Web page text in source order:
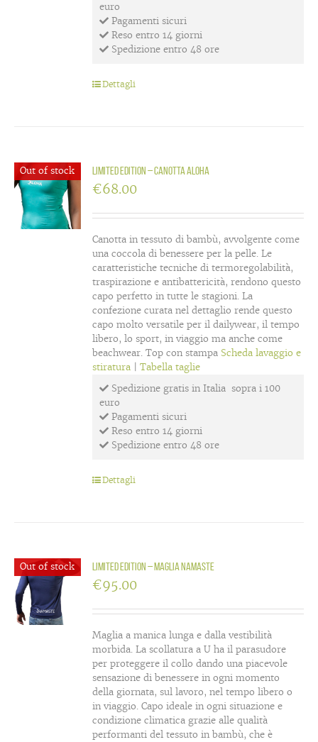
euro
Pagamenti sicuri
Reso entro 14 giorni
Spedizione entro 48 ore
Dettagli
Out of stock LIMITED EDITION – canotta Aloha
€68.00
Canotta in tessuto di bambù, avvolgente come
una coccola di benessere per la pelle. Le
caratteristiche tecniche di termoregolabilità,
traspirazione e antibattericità, rendono questo
capo perfetto in tutte le stagioni. La
confezione curata nel dettaglio rende questo
capo molto versatile per il dailywear, il tempo
libero, lo sport, in viaggio ma anche come
beachwear. Top con stampa Scheda lavaggio e
stiratura |Tabella taglie
Spedizione gratis in Italia sopra i 100
euro
Pagamenti sicuri
Reso entro 14 giorni
Spedizione entro 48 ore
Dettagli
Out of stock LIMITED EDITION – maglia Namaste
€95.00
Maglia a manica lunga e dalla vestibilità
morbida. La scollatura a U ha il parasudore
per proteggere il collo dando una piacevole
sensazione di benessere in ogni momento
della giornata, sul lavoro, nel tempo libero o
in viaggio. Capo ideale in ogni situazione e
condizione climatica grazie alle qualità
performanti del tessuto in bambù, che è